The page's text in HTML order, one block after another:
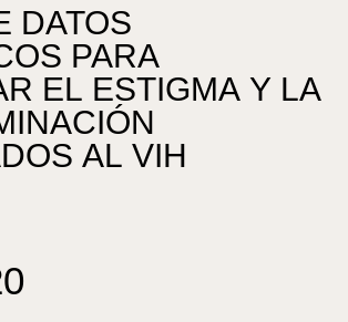
DATOS
PARA
EL ESTIGMA Y LA
AL VIH